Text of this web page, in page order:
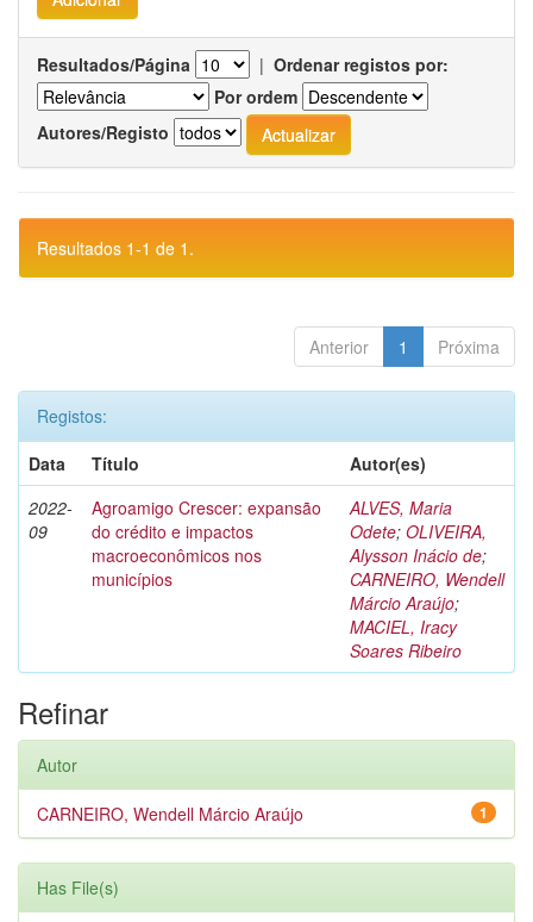
Resultados/Página | Ordenar registos por:
Por ordem
Autores/Registo
Resultados 1-1 de 1.
Anterior 1 Próxima
Registos:
Data
Título
Autor(es)
2022-
09
Agroamigo Crescer: expansão
do crédito e impactos
macroeconômicos nos
municípios
ALVES, Maria
Odete; OLIVEIRA,
Alysson Inácio de;
CARNEIRO, Wendell
Márcio Araújo;
MACIEL, Iracy
Soares Ribeiro
Refinar
Autor
1
CARNEIRO, Wendell Márcio Araújo
Has File(s)